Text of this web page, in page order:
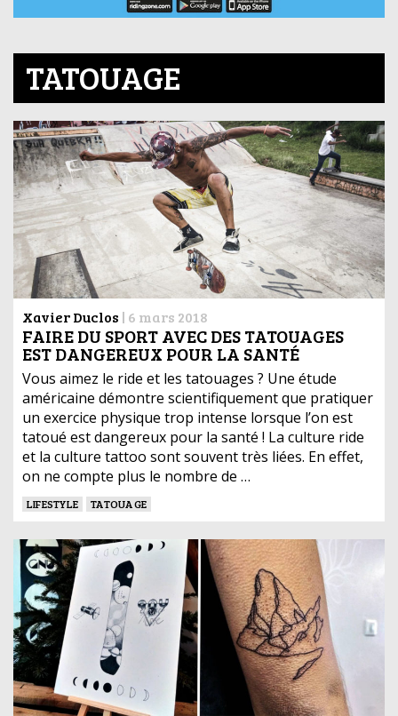
TATOUAGE
Xavier Duclos | 6 mars 2018
FAIRE DU SPORT AVEC DES TATOUAGES
EST DANGEREUX POUR LA SANTÉ
Vous aimez le ride et les tatouages ? Une étude
américaine démontre scientifiquement que pratiquer
un exercice physique trop intense lorsque l’on est
tatoué est dangereux pour la santé ! La culture ride
et la culture tattoo sont souvent très liées. En effet,
on ne compte plus le nombre de …
LIFESTYLE TATOUAGE